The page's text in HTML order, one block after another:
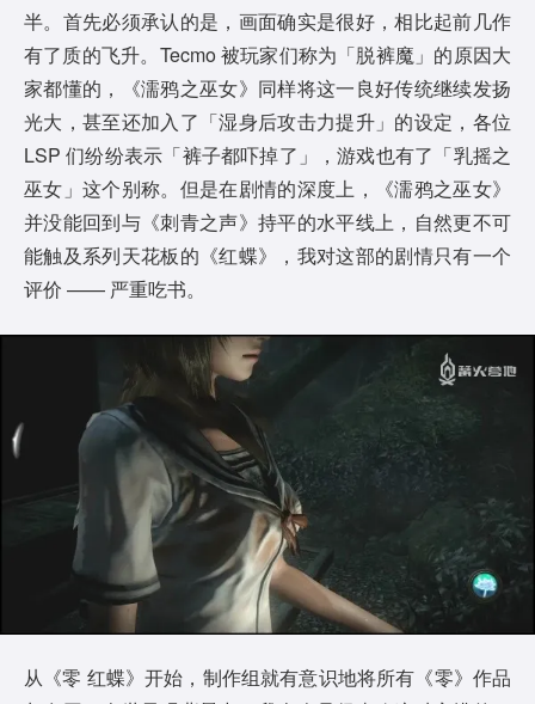
半。首先必须承认的是，画面确实是很好，相比起前几作
有了质的飞升。Tecmo 被玩家们称为「脱裤魔」的原因大
家都懂的，《濡鸦之巫女》同样将这一良好传统继续发扬
光大，甚至还加入了「湿身后攻击力提升」的设定，各位
LSP 们纷纷表示「裤子都吓掉了」，游戏也有了「乳摇之
巫女」这个别称。但是在剧情的深度上，《濡鸦之巫女》
并没能回到与《刺青之声》持平的水平线上，自然更不可
能触及系列天花板的《红蝶》，我对这部的剧情只有一个
评价 —— 严重吃书。
从《零 红蝶》开始，制作组就有意识地将所有《零》作品